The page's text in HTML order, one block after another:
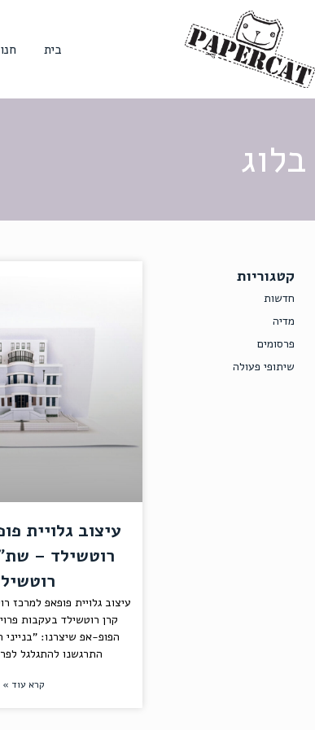
בית
בלוג
קטגוריות
חדשות
מדיה
פרסומים
שיתופי פעולה
עיצוב גלויית
רוטשילד –
עיצוב גלויית פופאפ
קרן רוטשילד בעקבות
הפופ-אפ שיצרנו:
התרגשנו להתגלגל
קרא עוד »